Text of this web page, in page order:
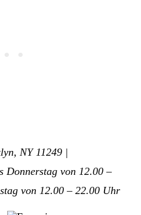
NY 11249 |
Donnerstag von 12.00 –
von 12.00 – 22.00 Uhr